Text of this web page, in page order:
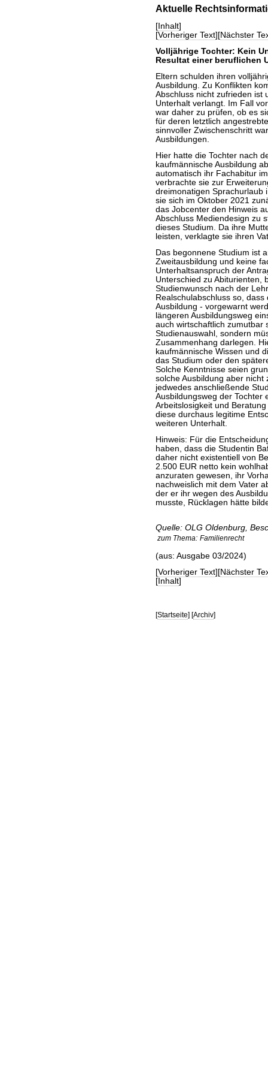
Aktuelle
[Inhalt]
[Vorheriger Text][Nächster
Volljährige Tochter: Kein
Resultat einer beruflichen
Eltern schulden ihren
Ausbildung. Zu Konflikten
Abschluss nicht zufrieden ist
Unterhalt verlangt. Im Fall
war daher zu prüfen, ob es
für deren letztlich
sinnvoller Zwischenschritt
Ausbildungen.
Hier hatte die Tochter nach
kaufmännische Ausbildung
automatisch ihr Fachabitur
verbrachte sie zur
dreimonatigen Sprachurlaub
sie sich im Oktober 2021
das Jobcenter den Hinweis
Abschluss Mediendesign zu
dieses Studium. Da ihre
leisten, verklagte sie ihren
Das begonnene Studium ist
Zweitausbildung und keine
Unterhaltsanspruch der
Unterschied zu Abiturienten,
Studienwunsch nach der
Realschulabschluss so,
Ausbildung - vorgewarnt
längeren Ausbildungsweg
auch wirtschaftlich zumutbar
Studienauswahl, sondern
Zusammenhang darlegen.
kaufmännische Wissen und
das Studium oder den
Solche Kenntnisse seien
solche Ausbildung aber
jedwedes anschließende
Ausbildungsweg der Tochter
Arbeitslosigkeit und
diese durchaus legitime
weiteren Unterhalt.
Hinweis: Für die
haben, dass die Studentin
daher nicht existentiell von
2.500 EUR netto kein
anzuraten gewesen, ihr
nachweislich mit dem Vater
der er ihr wegen des
musste, Rücklagen hätte
Quelle: OLG Oldenburg,
zum Thema: Familienrecht
(aus: Ausgabe 03/2024)
[Vorheriger Text][Nächster
[Inhalt]
[Startseite] [Archiv]